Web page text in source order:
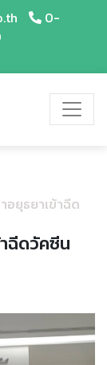
0-
ยุธยาเข้าฉีด
ฉีดวัคซีน